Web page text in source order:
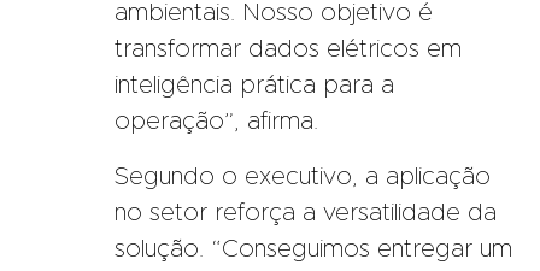
ambientais. Nosso objetivo é
transformar dados elétricos em
inteligência prática para a
operação”, afirma.
Segundo o executivo, a aplicação
no setor reforça a versatilidade da
solução. “Conseguimos entregar um